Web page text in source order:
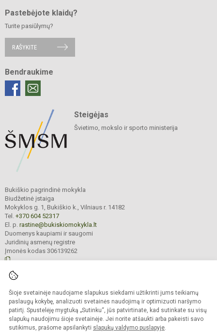
Šioje svetainėje naudojame slapukus siekdami užtikrinti jums teikiamų
paslaugų kokybę, analizuoti svetainės naudojimą ir optimizuoti naršymo
patirtį. Spustelėję mygtuką „Sutinku“, jūs patvirtinate, kad sutinkate su visų
slapukų naudojimu šioje svetainėje. Jei norite atšaukti arba pakeisti savo
sutikimus, prašome apsilankyti slapukų valdymo puslapyje.
Pastebėjote klaidų?
Turite pasiūlymų?
RAŠYKITE
Bendraukime
Steigėjas
Švietimo, mokslo ir sporto ministerija
Bukiškio pagrindinė mokykla
Biudžetinė įstaiga
Mokyklos g. 1, Bukiškio k., Vilniaus r. 14182
Tel. +370 604 52317
El. p. rastine@bukiskiomokykla.lt
Duomenys kaupiami ir saugomi
Juridinių asmenų registre
Įmonės kodas 306139262
Kopijuoti turinį be raštiško Bukiškio pagrindinės mokyklos administracijos
sutikimo griežtai draudžiama.
Prieinamumo paraiška Slapukų valdymas
Sumanus būdas atnaujinti